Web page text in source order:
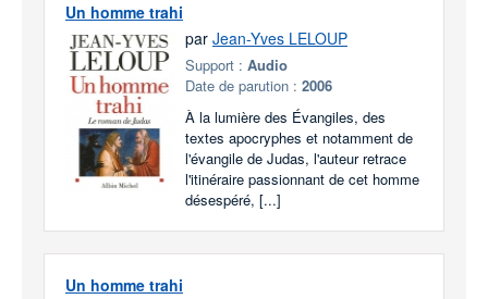
Un homme trahi
par Jean-Yves LELOUP
Support : Audio
Date de parution : 2006
À la lumière des Évangiles, des
textes apocryphes et notamment de
l'évangile de Judas, l'auteur retrace
l'itinéraire passionnant de cet homme
désespéré, [...]
Un homme trahi